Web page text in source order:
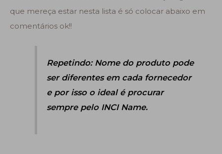
que mereça estar nesta lista é só colocar abaixo em
comentários ok!!
Repetindo: Nome do produto pode
ser diferentes em cada fornecedor
e por isso o ideal é procurar
sempre pelo INCI Name.